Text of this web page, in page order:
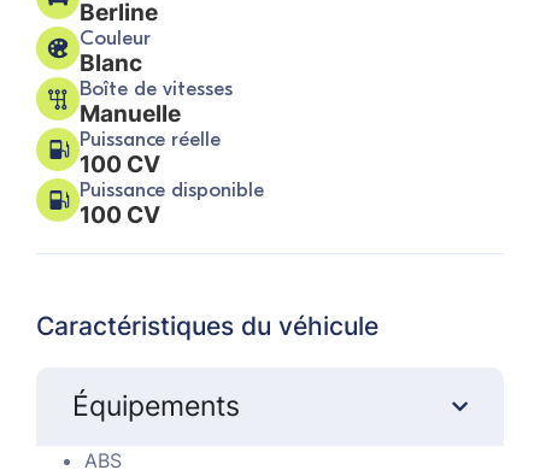
Berline
Couleur
Blanc
Boîte de vitesses
Manuelle
Puissance réelle
100 CV
Puissance disponible
100 CV
Caractéristiques du véhicule
Équipements
ABS